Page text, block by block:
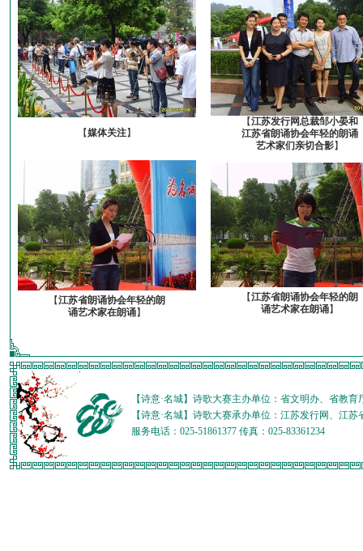
【媒体关注】
【江苏发行网总裁邹小晏和
江苏省朗诵协会年轻的朗诵
艺术家们亲切合影】
【江苏省朗诵协会年轻的朗
诵艺术家在朗诵】
【江苏省朗诵协会年轻的朗
诵艺术家在朗诵】
【诗意·名城】诗歌大赛主办单位：省文明办、省教
【诗意·名城】诗歌大赛承办单位：江苏发行网、江
服务电话：025-51861377 传真：025-83361234